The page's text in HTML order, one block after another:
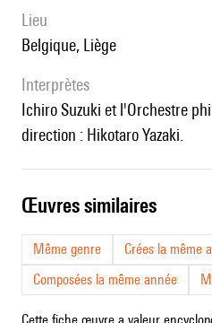
lieu
Belgique, Liège
interprètes
Ichiro Suzuki et l'Orchestre philharmonique de Liège,
direction : Hikotaro Yazaki.
œuvres similaires
Même genre
Crées la même
Composées la même année